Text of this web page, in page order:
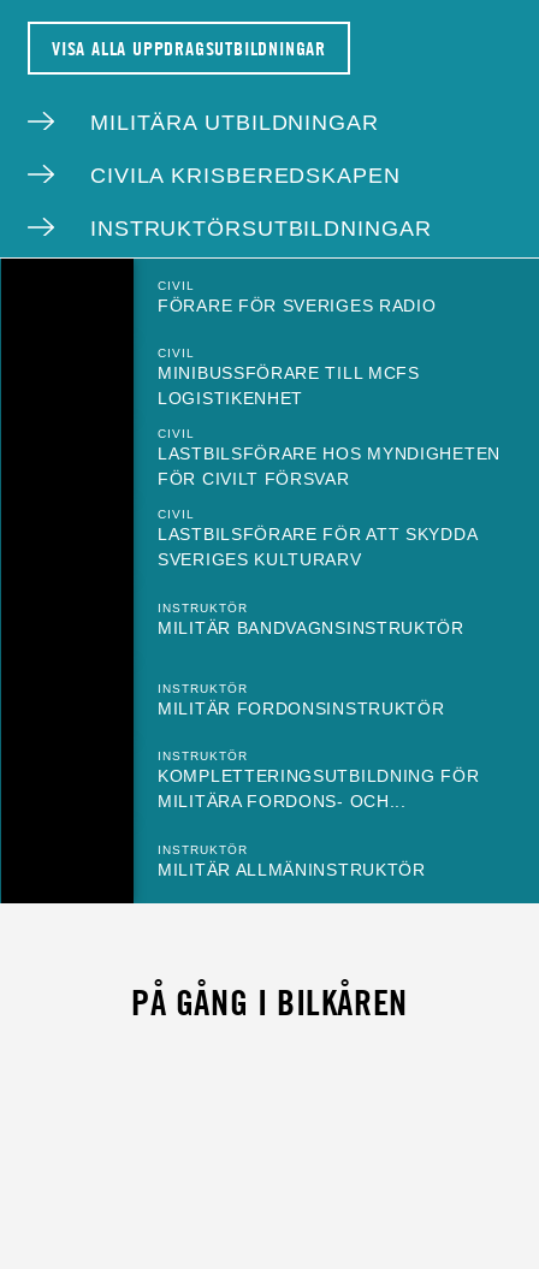
VISA ALLA UPPDRAGSUTBILDNINGAR
MILITÄRA UTBILDNINGAR
CIVILA KRISBEREDSKAPEN
INSTRUKTÖRSUTBILDNINGAR
CIVIL
FÖRARE FÖR SVERIGES RADIO
CIVIL
MINIBUSSFÖRARE TILL MCFS
LOGISTIKENHET
CIVIL
LASTBILSFÖRARE HOS MYNDIGHETEN
FÖR CIVILT FÖRSVAR
CIVIL
LASTBILSFÖRARE FÖR ATT SKYDDA
SVERIGES KULTURARV
INSTRUKTÖR
MILITÄR BANDVAGNSINSTRUKTÖR
INSTRUKTÖR
MILITÄR FORDONSINSTRUKTÖR
INSTRUKTÖR
KOMPLETTERINGSUTBILDNING FÖR
MILITÄRA FORDONS- OCH...
INSTRUKTÖR
MILITÄR ALLMÄNINSTRUKTÖR
PÅ GÅNG I BILKÅREN